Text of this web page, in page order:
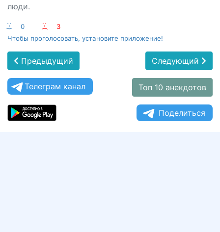
люди.
:-) 0 :-(
3
Чтобы проголосовать, установите приложение!
Предыдущий Следующий
Телеграм канал Топ 10 анекдотов
Поделиться